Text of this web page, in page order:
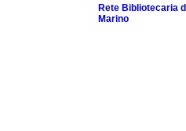
Rete Bibliotecaria
Marino